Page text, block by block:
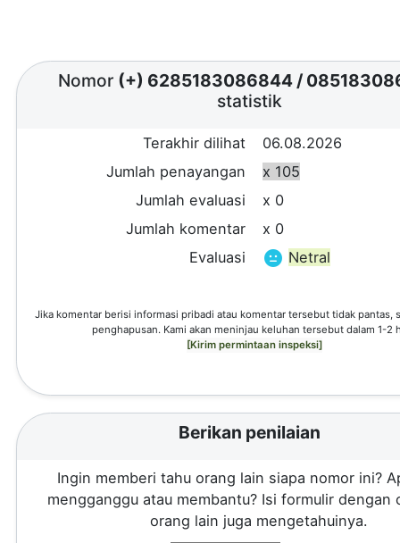
Nomor (+) 6285183086844 /
statistik
Terakhir dilihat
06.08.2026
Jumlah penayangan
x 105
Jumlah evaluasi
x 0
Jumlah komentar
x 0
Evaluasi
Netral
Jika komentar berisi informasi pribadi atau komentar tersebut tidak pantas,
penghapusan. Kami akan meninjau keluhan tersebut dalam 1-2
[Kirim permintaan inspeksi]
Berikan penilaian
Ingin memberi tahu orang lain siapa nomor ini?
mengganggu atau membantu? Isi formulir dengan
orang lain juga mengetahuinya.